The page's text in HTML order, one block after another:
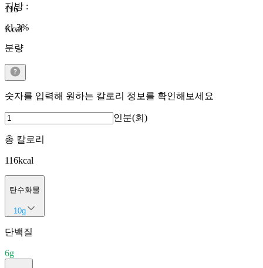
116
Kcal
지방 :
41.3%
분량
숫자를 입력해 원하는 칼로리 정보를 확인해보세요
인분(회)
총 칼로리
116kcal
탄수화물
10g
단백질
6g